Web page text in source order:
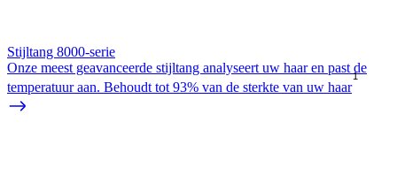
Stijltang 8000-serie
Onze meest geavanceerde stijltang analyseert uw haar en past de
temperatuur aan. Behoudt tot 93% van de sterkte van uw haar
1